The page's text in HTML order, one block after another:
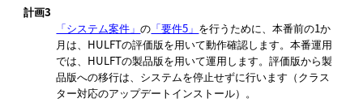
計画3
「システム案件」の 「要件5」 を行うために、本番前の1か
月は、HULFTの評価版を用いて動作確認します。本番運用
では、HULFTの製品版を用いて運用します。評価版から製
品版への移行は、システムを停止せずに行います（クラス
ター対応のアップデートインストール）。